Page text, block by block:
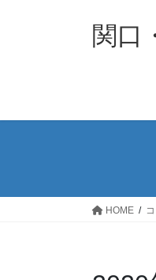
ス
ン
関口
HOME